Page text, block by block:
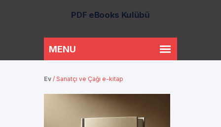
PDF eBooks Kulübü
Ev / Sanatçı ve Çağı e-kitap